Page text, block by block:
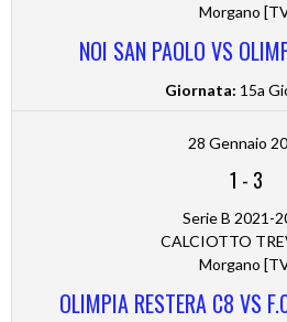
Morgano
NOI SAN PAOLO VS
Giornata: 15a
28 Gennaio
1 - 3
Serie B 2021-
CALCIOTTO
Morgano
OLIMPIA RESTERA C8 VS